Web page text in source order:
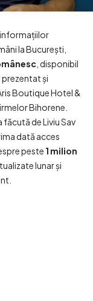
informațiilor
la București,
, disponibil
prezentat și
Boutique Hotel &
Bihorene.
de Liviu Sav
dată acces
peste 1 milion
lunar și